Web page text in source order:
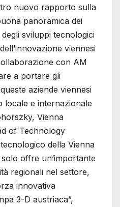
nuovo rapporto sulla
panoramica dei
sviluppi tecnologici
viennesi
con AM
a portare gli
aziende viennesi
locale e internazionale
Vienna
of Technology
della Vienna
offre un’importante
regionali nel settore,
innovativa
3-D austriaca”,